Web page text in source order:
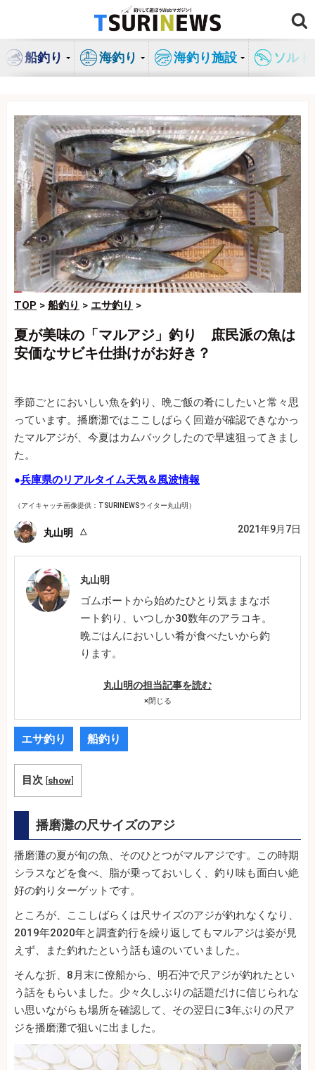
ン
船釣り 海釣り 海釣り施設 ソル
TOP > 船釣り > エサ釣り >
夏が美味の「マルアジ」釣り 庶民派の魚は
安価なサビキ仕掛けがお好き？
季節ごとにおいしい魚を釣り、晩ご飯の肴にしたいと常々思
っています。播磨灘ではここしばらく回遊が確認できなかっ
たマルアジが、今夏はカムバックしたので早速狙ってきまし
た。
●兵庫県のリアルタイム天気＆風波情報
（アイキャッチ画像提供：TSURINEWSライター丸山明）
丸山明 2021年9月7日
丸山明
ゴムボートから始めたひとり気ままなボ
ート釣り、いつしか30数年のアラコキ。
晩ごはんにおいしい肴が食べたいから釣
ります。
丸山明の担当記事を読む
×閉じる
エサ釣り 船釣り
目次 [show]
播磨灘の尺サイズのアジ
播磨灘の夏が旬の魚、そのひとつがマルアジです。この時期
シラスなどを食べ、脂が乗っておいしく、釣り味も面白い絶
好の釣りターゲットです。
ところが、ここしばらくは尺サイズのアジが釣れなくなり、
2019年2020年と調査釣行を繰り返してもマルアジは姿が見
えず、また釣れたという話も遠のいていました。
そんな折、8月末に僚船から、明石沖で尺アジが釣れたとい
う話をもらいました。少々久しぶりの話題だけに信じられな
い思いながらも場所を確認して、その翌日に3年ぶりの尺ア
ジを播磨灘で狙いに出ました。